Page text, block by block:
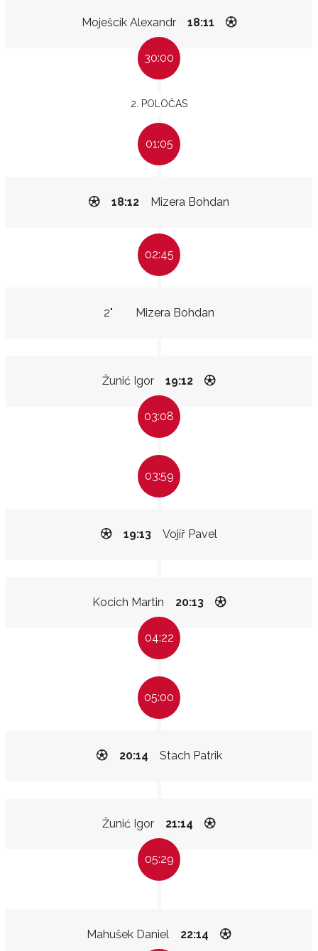
Moješcik Alexandr 18:11
30:00
2. POLOČAS
01:05
Mizera Bohdan
18:12
02:45
Mizera Bohdan
2"
Žunić Igor 19:12
03:08
03:59
Vojíř Pavel
19:13
Kocich Martin 20:13
04:22
05:00
Stach Patrik
20:14
Žunić Igor 21:14
05:29
Mahušek Daniel 22:14